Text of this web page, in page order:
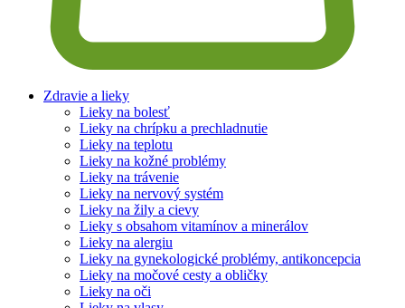
Zdravie a lieky
Lieky na bolesť
Lieky na chrípku a prechladnutie
Lieky na teplotu
Lieky na kožné problémy
Lieky na trávenie
Lieky na nervový systém
Lieky na žily a cievy
Lieky s obsahom vitamínov a minerálov
Lieky na alergiu
Lieky na gynekologické problémy, antikoncepcia
Lieky na močové cesty a obličky
Lieky na oči